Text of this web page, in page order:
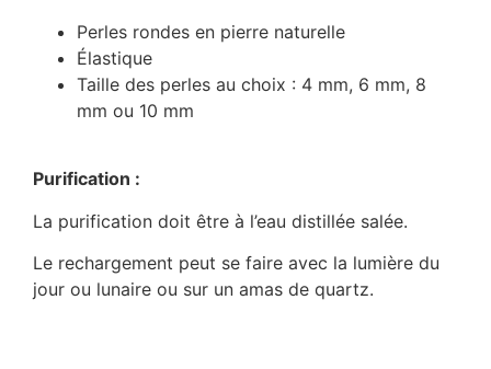
Perles rondes en pierre naturelle
Élastique
Taille des perles au choix : 4 mm, 6 mm, 8
mm ou 10 mm
Purification :
La purification doit être à l’eau distillée salée.
Le rechargement peut se faire avec la lumière du
jour ou lunaire ou sur un amas de quartz.